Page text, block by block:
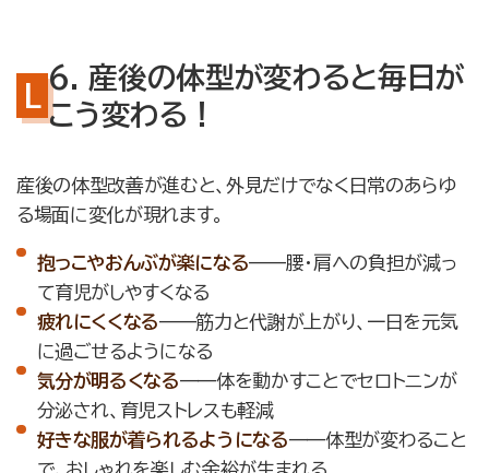
6. 産後の体型が変わると毎日が
こう変わる！
産後の体型改善が進むと、外見だけでなく日常のあらゆ
る場面に変化が現れます。
抱っこやおんぶが楽になる——腰・肩への負担が減っ
て育児がしやすくなる
疲れにくくなる——筋力と代謝が上がり、一日を元気
に過ごせるようになる
気分が明るくなる——体を動かすことでセロトニンが
分泌され、育児ストレスも軽減
好きな服が着られるようになる——体型が変わること
で、おしゃれを楽しむ余裕が生まれる